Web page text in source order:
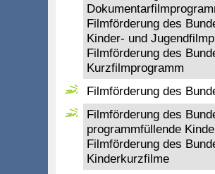
Filmförderung des
Kinder- und
Filmförderung des
Kurzfilmprogramm
Filmförderung des
Filmförderung des
programmfüllende
Filmförderung des
Kinderkurzfilme